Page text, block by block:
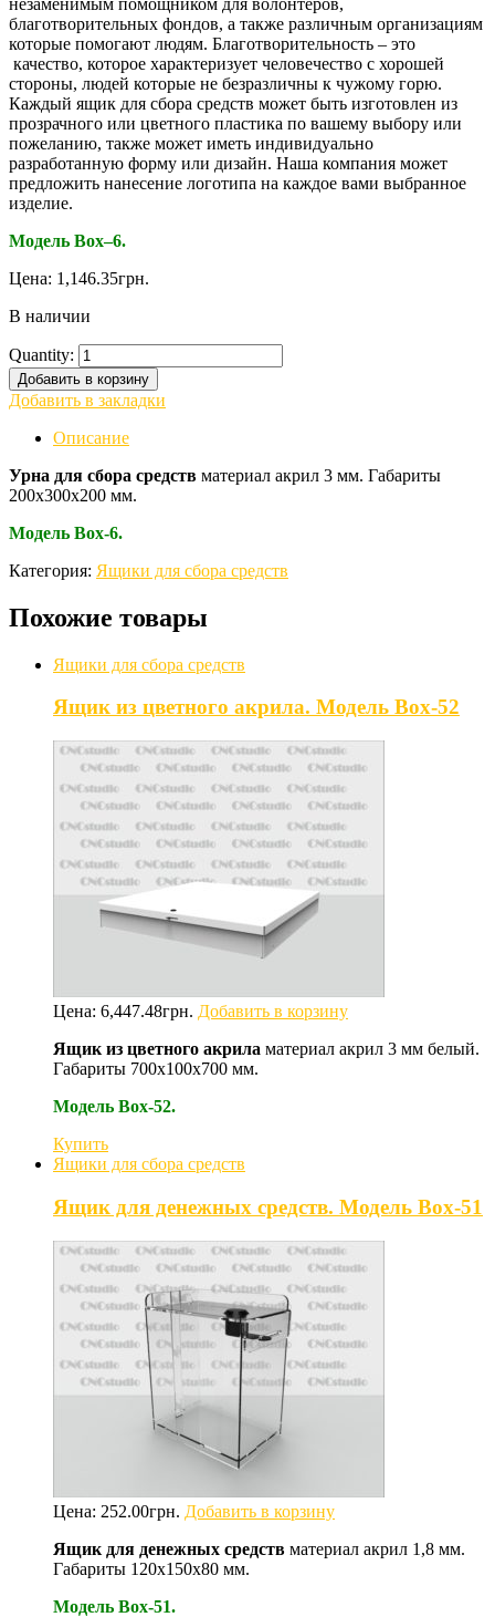
благотворительных фондов, а также различным организациям
которые помогают людям. Благотворительность – это
качество, которое характеризует человечество с хорошей
стороны, людей которые не безразличны к чужому горю.
Каждый ящик для сбора средств может быть изготовлен из
прозрачного или цветного пластика по вашему выбору или
пожеланию, также может иметь индивидуально
разработанную форму или дизайн. Наша компания может
предложить нанесение логотипа на каждое вами выбранное
изделие.
Модель Box–6.
Цена: 1,146.35грн.
В наличии
Quantity:
Добавить в корзину
Добавить в закладки
Описание
Урна для сбора средств материал акрил 3 мм. Габариты
200х300х200 мм.
Модель Box-6.
Категория: Ящики для сбора средств
Похожие товары
Ящики для сбора средств
Ящик из цветного акрила. Модель Box-52
Цена: 6,447.48грн. Добавить в корзину
Ящик из цветного акрила материал акрил 3 мм белый.
Габариты 700х100х700 мм.
Модель Box-52.
Купить
Ящики для сбора средств
Ящик для денежных средств. Модель Box-51
Цена: 252.00грн. Добавить в корзину
Ящик для денежных средств материал акрил 1,8 мм.
Габариты 120х150х80 мм.
Модель Box-51.